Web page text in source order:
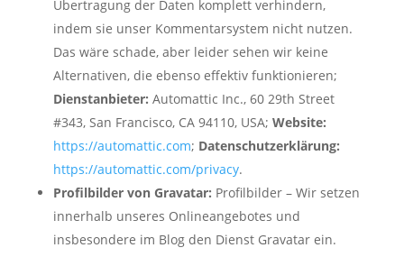
Übertragung der Daten komplett verhindern,
indem sie unser Kommentarsystem nicht nutzen.
Das wäre schade, aber leider sehen wir keine
Alternativen, die ebenso effektiv funktionieren;
Dienstanbieter: Automattic Inc., 60 29th Street
#343, San Francisco, CA 94110, USA; Website:
https://automattic.com; Datenschutzerklärung:
https://automattic.com/privacy.
Profilbilder von Gravatar: Profilbilder – Wir setzen
innerhalb unseres Onlineangebotes und
insbesondere im Blog den Dienst Gravatar ein.